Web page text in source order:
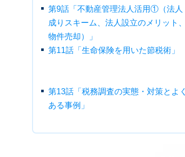
第9話「不動産管理法人活用①（法人
成りスキーム、法人設立のメリット、
物件売却）」
第11話「生命保険を用いた節税術」
第13話「税務調査の実態・対策とよく
ある事例」